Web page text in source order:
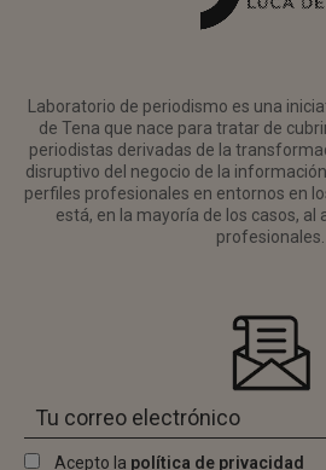
Laboratorio de periodismo es una
de Tena que nace para tratar de
periodistas derivadas de la
disruptivo del negocio de la
perfiles profesionales en entornos en
está, en la mayoría de los casos, al
profesionales.
Acepto la política de privacidad